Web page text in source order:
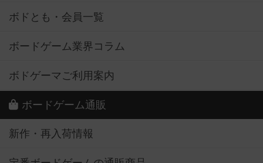
ボドとも・会員一覧
ボードゲーム業界コラム
ボドゲーマご利用案内
ボードゲーム通販
新作・再入荷情報